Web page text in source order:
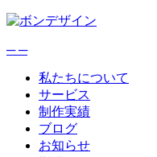
─ ─
私たちについて
サービス
制作実績
ブログ
お知らせ